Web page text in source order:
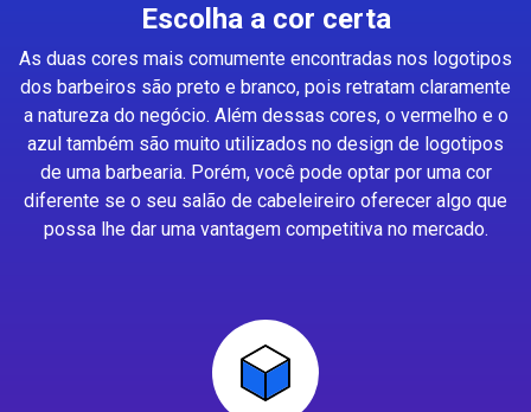
Escolha a cor certa
As duas cores mais comumente encontradas nos logotipos
dos barbeiros são preto e branco, pois retratam claramente
a natureza do negócio. Além dessas cores, o vermelho e o
azul também são muito utilizados no design de logotipos
de uma barbearia. Porém, você pode optar por uma cor
diferente se o seu salão de cabeleireiro oferecer algo que
possa lhe dar uma vantagem competitiva no mercado.